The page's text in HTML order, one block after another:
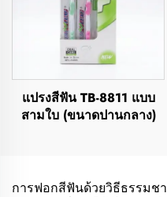
แปรงสีฟัน TB-8811 แบบ
สามใบ (ขนาดปานกลาง)
การฟอกสีฟันด้วยวิธีธรรม